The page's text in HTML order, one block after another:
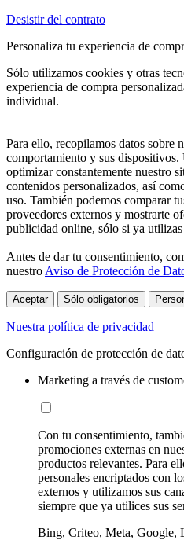
Desistir del contrato
Personaliza tu experiencia de
Sólo utilizamos cookies y otras
experiencia de compra
individual.
Para ello, recopilamos datos sobre
comportamiento y sus dispositivos.
optimizar constantemente nuestro
contenidos personalizados, así
uso. También podemos comparar
proveedores externos y mostrarte
publicidad online, sólo si ya utilizas
Antes de dar tu consentimiento,
nuestro Aviso de Protección de
Aceptar Sólo obligatorios
Nuestra política de privacidad
Configuración de protección de
Marketing a través de
Con tu consentimiento,
promociones externas en
productos relevantes. Para
personales encriptados con
externos y utilizamos sus
siempre que ya utilices sus
Bing, Criteo, Meta, Google,